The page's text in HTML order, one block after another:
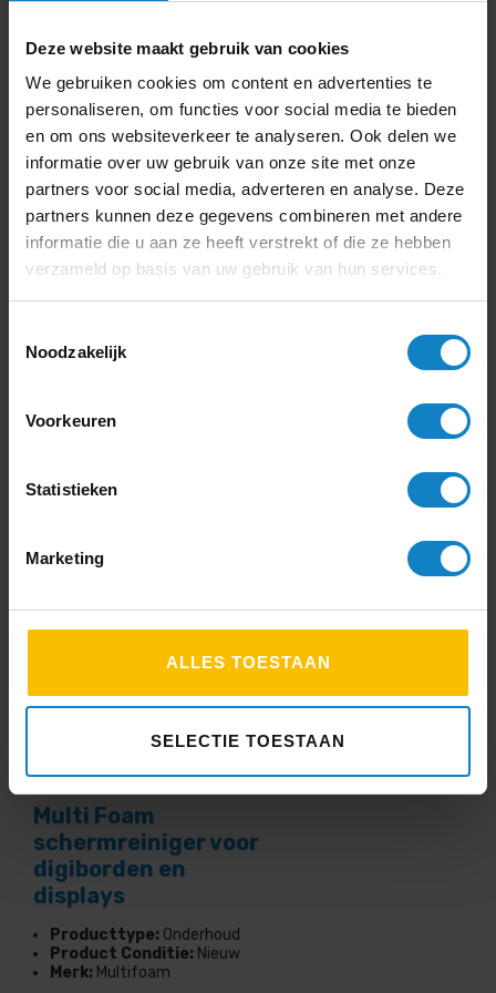
Deze website maakt gebruik van cookies
We gebruiken cookies om content en advertenties te
personaliseren, om functies voor social media te bieden
en om ons websiteverkeer te analyseren. Ook delen we
informatie over uw gebruik van onze site met onze
partners voor social media, adverteren en analyse. Deze
partners kunnen deze gegevens combineren met andere
informatie die u aan ze heeft verstrekt of die ze hebben
verzameld op basis van uw gebruik van hun services.
Noodzakelijk
Voorkeuren
Statistieken
Marketing
ALLES TOESTAAN
SELECTIE TOESTAAN
Magnetische houder
voor Multi Foam
Merk:
18,- incl.
Multi Foam
schermreiniger voor
digiborden en
displays
Producttype: Onderhoud
Product Conditie: Nieuw
Merk: Multifoam